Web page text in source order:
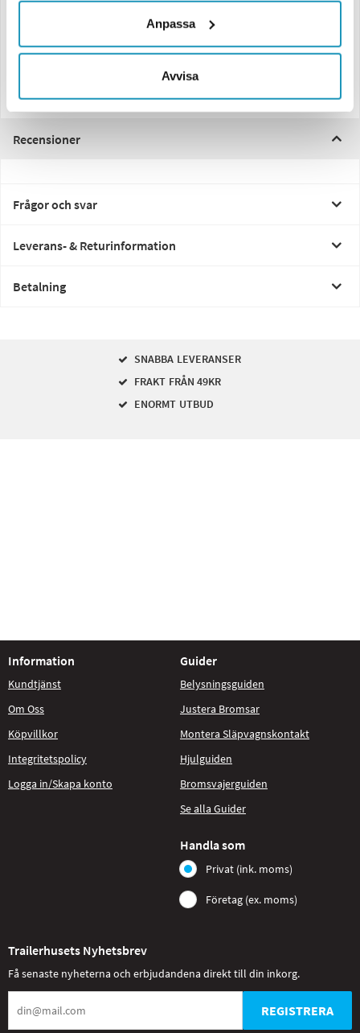
Anpassa
Avvisa
6 högeffektiva Pc_Amber LED-lampor för hög synlighet i alla
Blixtfrekvens: 2 Hz
Lämplig för transport, vägarbete och nödsituationer
Kabellängd: 0,15 meter
Recensioner
Frågor och svar
Leverans- & Returinformation
Betalning
SNABBA LEVERANSER
FRAKT FRÅN 49KR
ENORMT UTBUD
Information
Kundtjänst
Om Oss
Köpvillkor
Integritetspolicy
Logga in/Skapa konto
Guider
Belysningsguiden
Justera Bromsar
Montera Släpvagnskontakt
Hjulguiden
Bromsvajerguiden
Se alla Guider
Handla som
Privat (ink. moms)
Företag (ex. moms)
Trailerhusets Nyhetsbrev
Få senaste nyheterna och erbjudandena direkt till din inkorg.
REGISTRERA